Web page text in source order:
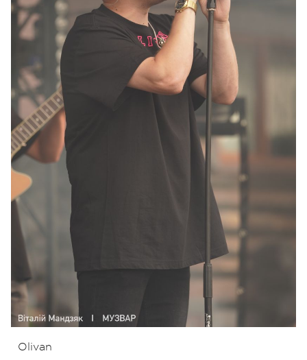
Olivan